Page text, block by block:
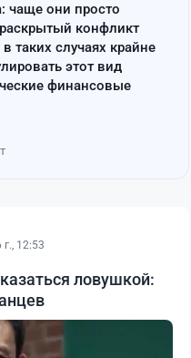
чаще они просто
конфликт
таких случаях крайне
этот вид
финансовые
г., 12:53
ловушкой: